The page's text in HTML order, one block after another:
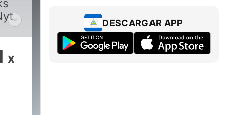
x
DESCARGAR APP